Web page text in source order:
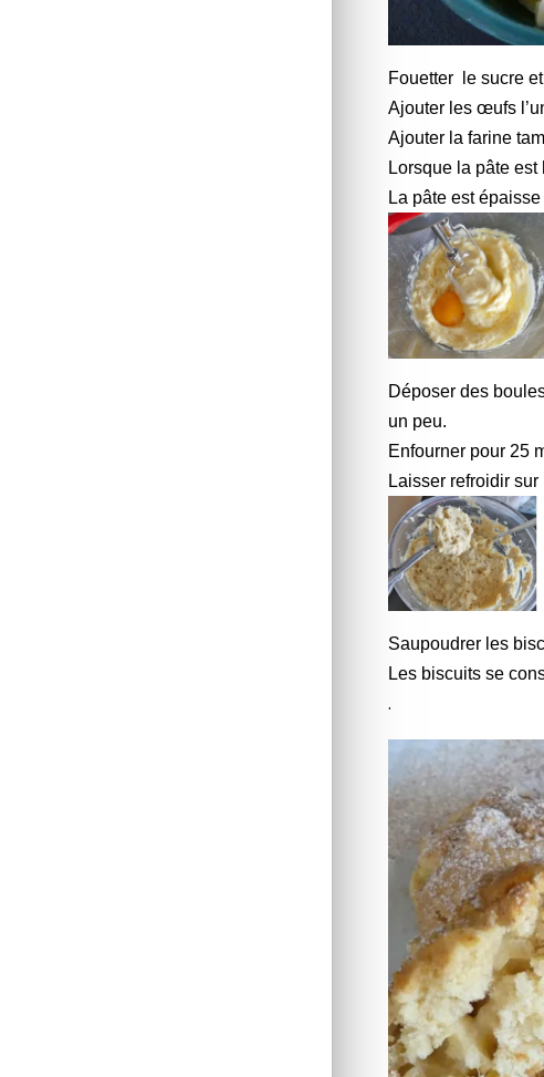
Fouetter le sucre
Ajouter les œufs
Ajouter la farine
Lorsque la pâte
La pâte est
Déposer des
un peu.
Enfourner pour 25
Laisser refroidir
Saupoudrer les
Les biscuits se
.